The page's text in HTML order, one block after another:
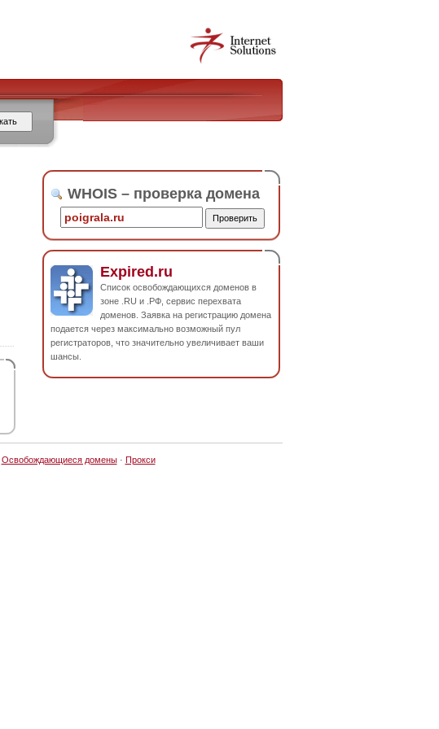
WHOIS – проверка домена
Expired.ru
Список освобождающихся доменов в
зоне .RU и .РФ, сервис перехвата
доменов. Заявка на регистрацию домена
подается через максимально возможный пул
регистраторов, что значительно увеличивает ваши
шансы.
Освобождающиеся домены· Прокси